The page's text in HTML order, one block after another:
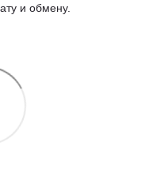
и обмену.